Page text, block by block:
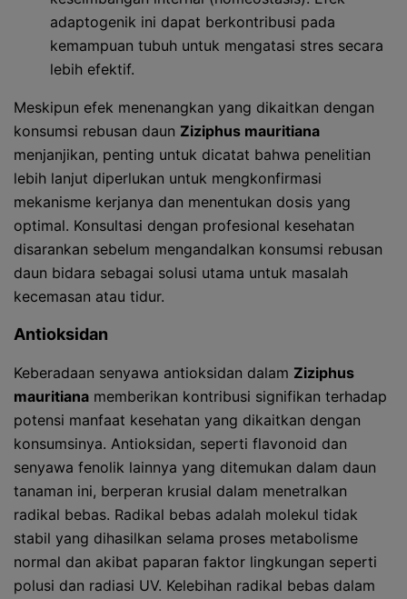
adaptogenik ini dapat berkontribusi pada
kemampuan tubuh untuk mengatasi stres secara
lebih efektif.
Meskipun efek menenangkan yang dikaitkan dengan
konsumsi rebusan daun Ziziphus mauritiana
menjanjikan, penting untuk dicatat bahwa penelitian
lebih lanjut diperlukan untuk mengkonfirmasi
mekanisme kerjanya dan menentukan dosis yang
optimal. Konsultasi dengan profesional kesehatan
disarankan sebelum mengandalkan konsumsi rebusan
daun bidara sebagai solusi utama untuk masalah
kecemasan atau tidur.
Antioksidan
Keberadaan senyawa antioksidan dalam Ziziphus
mauritiana memberikan kontribusi signifikan terhadap
potensi manfaat kesehatan yang dikaitkan dengan
konsumsinya. Antioksidan, seperti flavonoid dan
senyawa fenolik lainnya yang ditemukan dalam daun
tanaman ini, berperan krusial dalam menetralkan
radikal bebas. Radikal bebas adalah molekul tidak
stabil yang dihasilkan selama proses metabolisme
normal dan akibat paparan faktor lingkungan seperti
polusi dan radiasi UV. Kelebihan radikal bebas dalam